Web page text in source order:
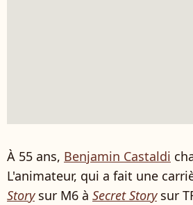
À 55 ans, Benjamin Castaldi
L'animateur, qui a fait une
Storysur M6 à Secret Storysur